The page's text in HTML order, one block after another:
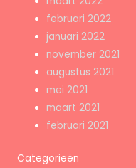
februari 2022
januari 2022
november 2021
augustus 2021
mei 2021
maart 2021
februari 2021
Categorieën